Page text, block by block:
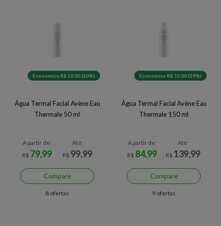
Economize R$ 20,00 (20%)
Água Termal Facial Avène Eau
Thermale 50 ml
A partir de:
R$ 79,99
Até:
R$ 99,99
Compare
8 ofertas
Economize R$ 55,00 (39%)
Água Termal Facial Avène Eau
Thermale 150 ml
A partir de:
R$ 84,99
Até:
R$ 139,99
Compare
9 ofertas